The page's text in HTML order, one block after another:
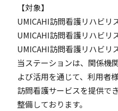
【対象】
UMICAHI訪問看護リハビリ
UMICAHI訪問看護リハビリ
UMICAHI訪問看護リハビリ
当ステーションは、関係機
よび活用を通じて、利用者
訪問看護サービスを提供で
整備しております。